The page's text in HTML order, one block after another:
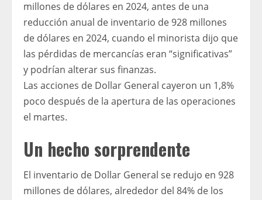
millones de dólares en 2024, antes de una
reducción anual de inventario de 928 millones
de dólares en 2024, cuando el minorista dijo que
las pérdidas de mercancías eran “significativas”
y podrían alterar sus finanzas.
Las acciones de Dollar General cayeron un 1,8%
poco después de la apertura de las operaciones
el martes.
Un hecho sorprendente
El inventario de Dollar General se redujo en 928
millones de dólares, alrededor del 84% de los